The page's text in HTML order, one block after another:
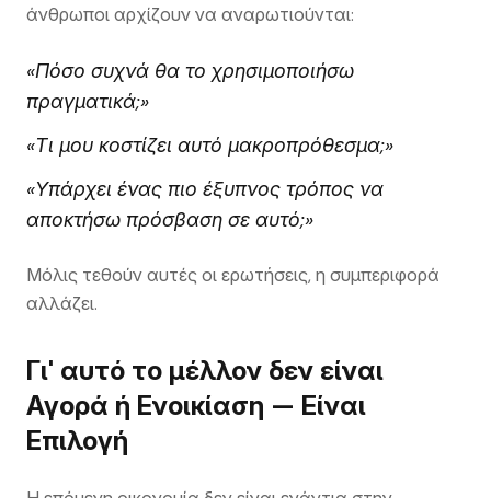
άνθρωποι αρχίζουν να αναρωτιούνται:
«Πόσο συχνά θα το χρησιμοποιήσω
πραγματικά;»
«Τι μου κοστίζει αυτό μακροπρόθεσμα;»
«Υπάρχει ένας πιο έξυπνος τρόπος να
αποκτήσω πρόσβαση σε αυτό;»
Μόλις τεθούν αυτές οι ερωτήσεις, η συμπεριφορά
αλλάζει.
Γι' αυτό το μέλλον δεν είναι
Αγορά ή Ενοικίαση — Είναι
Επιλογή